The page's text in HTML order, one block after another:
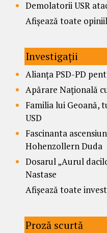
Demolatorii USR
Afișează toate
Investigații
Alianța PSD-PD
Apărare Națională
Familia lui Geoană,
USD
Fascinanta
Hohenzollern Duda
Dosarul „Aurul
Nastase
Afișează toate
Proză scurtă